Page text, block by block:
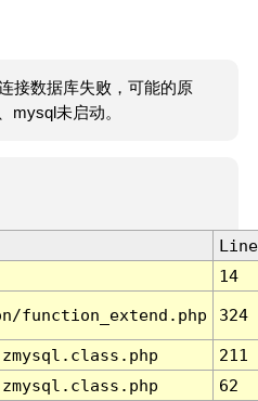
接数据库失败，可能的原
mysql未启动。
Line
14
function_extend.php 324
211
62